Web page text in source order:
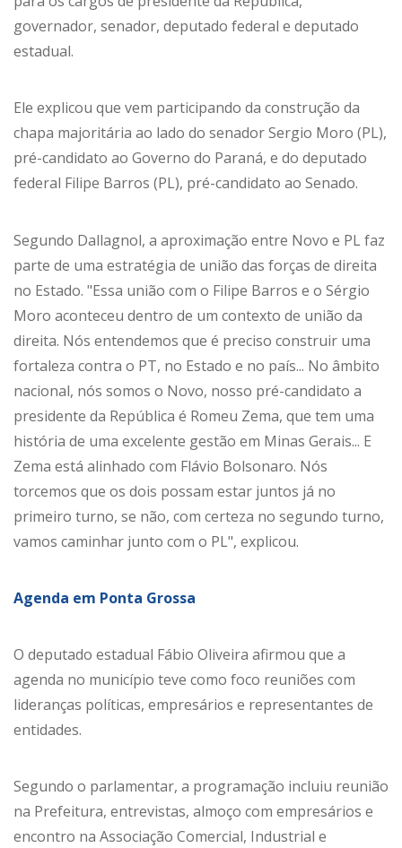
governador, senador, deputado federal e deputado
estadual.
Ele explicou que vem participando da construção da
chapa majoritária ao lado do senador Sergio Moro (PL),
pré-candidato ao Governo do Paraná, e do deputado
federal Filipe Barros (PL), pré-candidato ao Senado.
Segundo Dallagnol, a aproximação entre Novo e PL faz
parte de uma estratégia de união das forças de direita
no Estado. "Essa união com o Filipe Barros e o Sérgio
Moro aconteceu dentro de um contexto de união da
direita. Nós entendemos que é preciso construir uma
fortaleza contra o PT, no Estado e no país... No âmbito
nacional, nós somos o Novo, nosso pré-candidato a
presidente da República é Romeu Zema, que tem uma
história de uma excelente gestão em Minas Gerais... E
Zema está alinhado com Flávio Bolsonaro. Nós
torcemos que os dois possam estar juntos já no
primeiro turno, se não, com certeza no segundo turno,
vamos caminhar junto com o PL", explicou.
Agenda em Ponta Grossa
O deputado estadual Fábio Oliveira afirmou que a
agenda no município teve como foco reuniões com
lideranças políticas, empresários e representantes de
entidades.
Segundo o parlamentar, a programação incluiu reunião
na Prefeitura, entrevistas, almoço com empresários e
encontro na Associação Comercial, Industrial e